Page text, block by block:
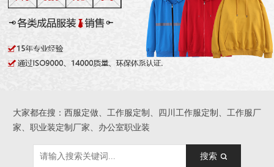
大家都在搜：西服定做、工作服定制、四川工作服定制、工作服厂
家、职业装定制厂家、办公室职业装
搜索